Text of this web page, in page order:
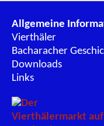
Allgemeine
Vierthäler
Bacharacher
Downloads
Links